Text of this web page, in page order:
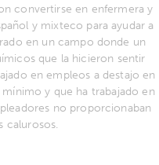
convertirse en enfermera y
y mixteco para ayudar a
en un campo donde un
que la hicieron sentir
en empleos a destajo en
y que ha trabajado en
no proporcionaban
calurosos.